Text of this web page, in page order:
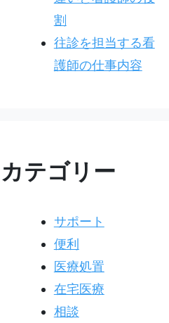
割
往診を担当する看
護師の仕事内容
カテゴリー
サポート
便利
医療処置
在宅医療
相談